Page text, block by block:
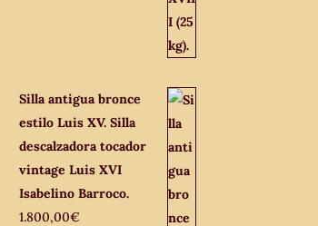
Silla antigua bronce
estilo Luis XV. Silla
descalzadora tocador
vintage Luis XVI
Isabelino Barroco.
1.800,00€